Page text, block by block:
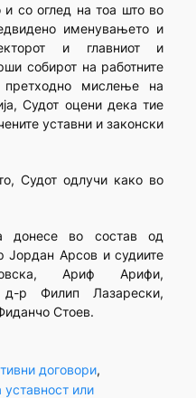
со оглед на тоа што во
именувањето и
и главниот и
собирот на работните
мислење на
Судот оцени дека тие
уставни и законски
Судот одлучи како во
донесе во состав од
Јордан Арсов и судиите
Ариф Арифи,
р Филип Лазарески,
Стоев.
договори
или